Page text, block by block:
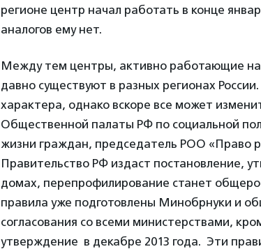
регионе центр начал работать в конце
аналогов ему нет.
Между тем центры, активно работающие
давно существуют в разных регионах
характера, однако вскоре все может
Общественной палаты РФ по социальной
жизни граждан, председатель РОО «Право
Правительство РФ издаст постановление,
домах, перепрофилирование станет
правила уже подготовлены Минобрнуки и
согласования со всеми министерствами,
утверждение в декабре 2013 года. Эти